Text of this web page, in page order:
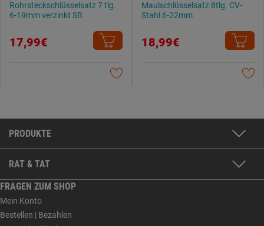
Rohrsteckschlüsselsatz 7 tlg.
6-19mm verzinkt SB
17,99€
Maulschlüsselsatz 8tlg. CV-
Stahl 6-22mm
18,99€
PRODUKTE
RAT & TAT
FRAGEN ZUM SHOP
Mein Konto
Bestellen | Bezahlen